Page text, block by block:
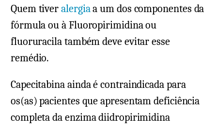
Quem tiveralergiaa um dos componentes da
fórmula ou à Fluoropirimidina ou
fluoruracila também deve evitar esse
remédio.
Capecitabina ainda é contraindicada para
os(as) pacientes que apresentam deficiência
completa da enzima diidropirimidina